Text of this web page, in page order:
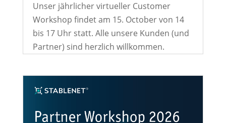
Unser jährlicher virtueller Customer
Workshop findet am 15. October von 14
bis 17 Uhr statt. Alle unsere Kunden (und
Partner) sind herzlich willkommen.